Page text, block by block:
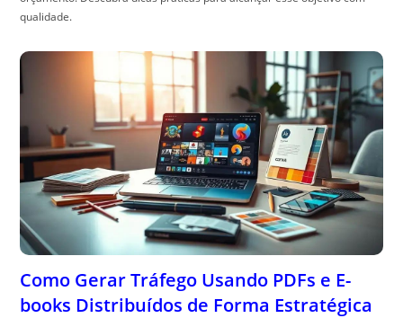
qualidade.
Como Gerar Tráfego Usando PDFs e E-
books Distribuídos de Forma Estratégica